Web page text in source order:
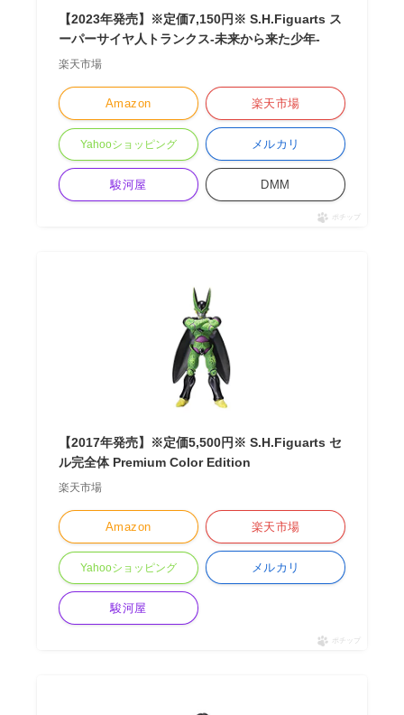
【2023年発売】※定価7,150円※ S.H.Figuarts ス
ーパーサイヤ人トランクス-未来から来た少年-
楽天市場
Amazon 楽天市場
Yahooショッピング メルカリ
駿河屋 DMM
ポチップ
【2017年発売】※定価5,500円※ S.H.Figuarts セ
ル完全体 Premium Color Edition
楽天市場
Amazon 楽天市場
Yahooショッピング メルカリ
駿河屋
ポチップ